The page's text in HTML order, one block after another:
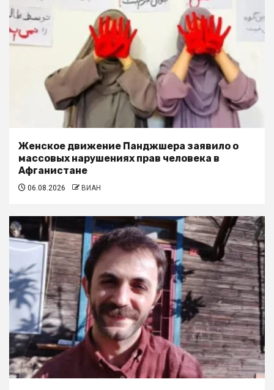
Женское движение Панджшера заявило о
массовых нарушениях прав человека в
Афганистане
06.08.2026 ВИАН